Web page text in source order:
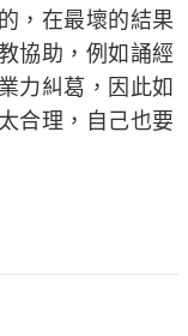
，在最壞的結果
協助，例如誦經
力糾葛，因此如
合理，自己也要